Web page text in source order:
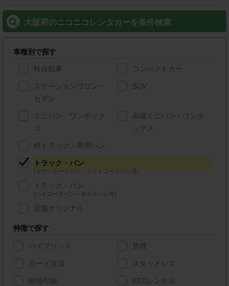
大阪府のニコニコレンタカーを条件検索
車種別で探す
軽自動車 コンパクトカー
ステーションワゴン・
セダン
SUV
ミニバン・ワンボック
ス
高級ミニバン・ワンボ
ックス
軽トラック・商用バン
トラック・バン
(タウンエースバン、ライトエースバン等)
トラック・バン
(ハイエースバン・キャラバン等)
店舗オリジナル
特徴で探す
ハイブリッド 禁煙
カード決済 スタッドレス
給油可能 ETCレンタル